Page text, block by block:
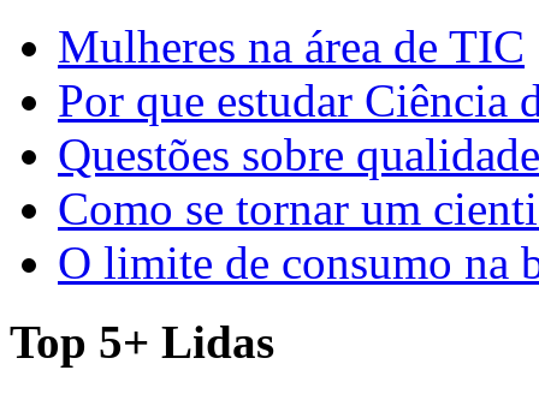
Mulheres na área de TIC
Por que estudar Ciência
Questões sobre
Como se tornar um
O limite de consumo na
Top 5+ Lidas